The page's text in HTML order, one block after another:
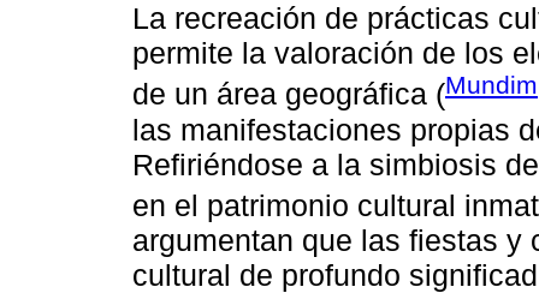
La recreación de prácticas
permite la valoración de los
de un área geográfica (
las manifestaciones propias
Refiriéndose a la simbiosis
en el patrimonio cultural
argumentan que las fiestas y
cultural de profundo